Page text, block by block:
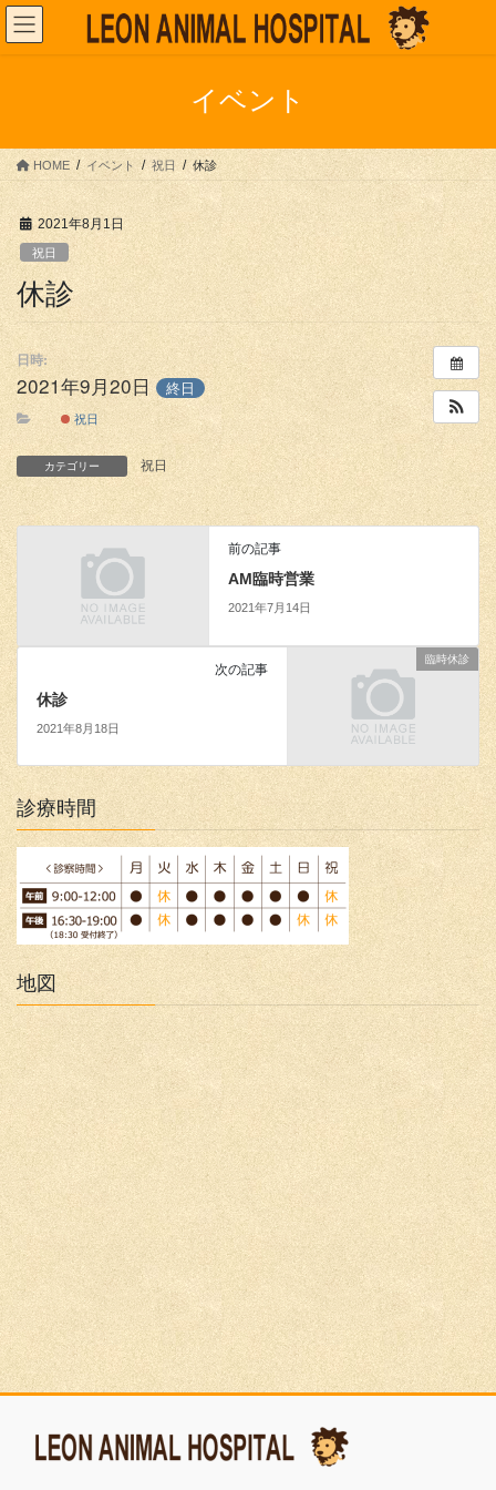
コ
ン
ス
キ
ッ
プ
ナ
ビ
ン
に
移
動
イベント
HOME イベント 祝日 休診
2021年8月1日
祝日
休診
日時:
2021年9月20日 終日
祝日
カテゴリー 祝日
前の記事
AM臨時営業
2021年7月14日
臨時休診
次の記事
休診
2021年8月18日
診療時間
地図